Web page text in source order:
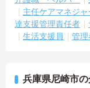
主任ケアマネジャ
達支援管理責任者
生活支援員
管理
兵庫県尼崎市